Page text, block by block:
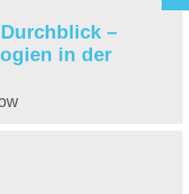
–
in der